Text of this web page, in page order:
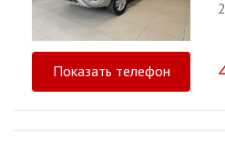
Показать телефон